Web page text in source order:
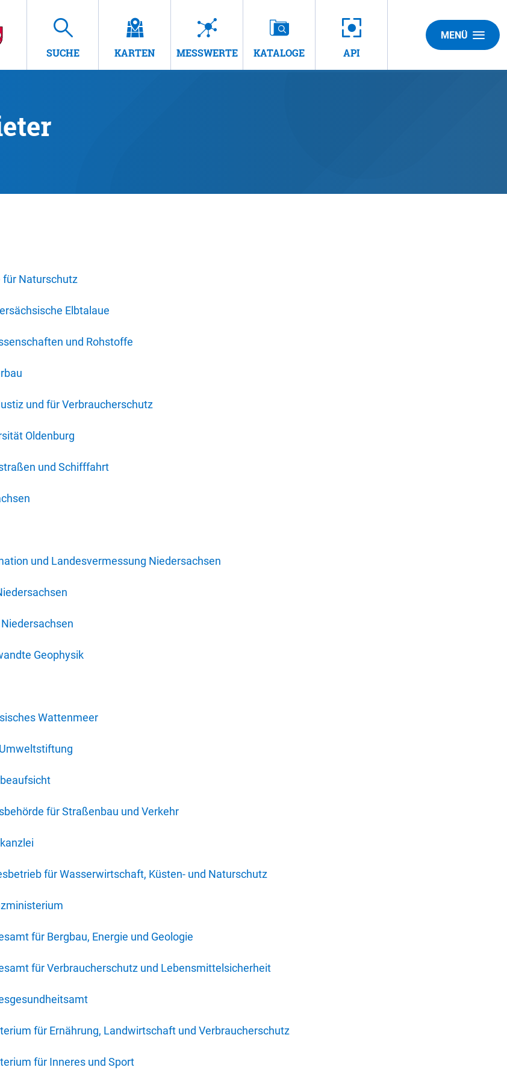
SUCHE KARTEN MESSWERTE KATALOGE API
MENÜ
für Naturschutz
Elbtalaue
und Rohstoffe
und für Verbraucherschutz
Oldenburg
und Schifffahrt
und Landesvermessung Niedersachsen
Geophysik
Wattenmeer
für Straßenbau und Verkehr
für Wasserwirtschaft, Küsten- und Naturschutz
für Bergbau, Energie und Geologie
für Verbraucherschutz und Lebensmittelsicherheit
für Ernährung, Landwirtschaft und Verbraucherschutz
für Inneres und Sport